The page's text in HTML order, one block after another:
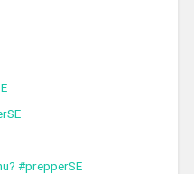
#prepperSE